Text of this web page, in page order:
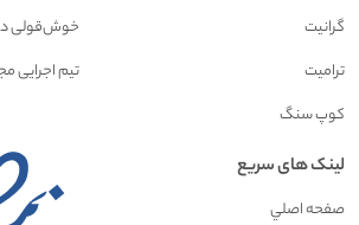
گرانیت
ترامیت
کوپ سنگ
خوش‌قولی در
تیم اجرایی
لینک های سریع
صفحه اصلي